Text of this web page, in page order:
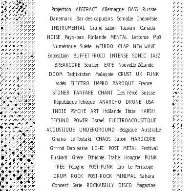
Projection ABSTRACT Allemagne BASS
Russie
Danemark
Bar des capucins Somalie Indonésie
INSTRUMENTAL
Grand salon Taiwan
Canada
NOISE
Pays-bas Finlande MENTAL Lettonie
Mp3
Numérique
Suède WEIRDO CLAP
NEW WAVE
Exposition
BUFFET FROID INTENSE SONIC
JAZZ
BREAKCORE
Soutien EXPE
Nouvelle-Zélande
DOOM
Tadjikistan Malaysie CRUST UK
FUNK
Vidéo
ELECTRO IMPRO BAROQUE
France
STONER
FANFARE CHANT Îles Féroé
Suisse
République Tchèque
ANARCHO DRONE
USA
INDIE
PSYCHE ART Hollande Ibiza
HARSH
TECHNO
POWER Israel
ELECTROACOUSTIQUE
ACOUSTIQUE
UNDERGROUND Belgique Australie
Ghana
Le Tostaki CHAOS Japon
HARDCORE
Grrrnd Zero Vaise
LO-FI POST METAL
Festival
Euskadi
Grèce Ethiopie Italie Hongrie
PUNK
FREE
Pologne POST-PUNK lab
Le Periscope
DRUM
ROCK POST-ROCK MINIMAL Sahara
Concert Série ROCKABILLY DISCO
Magazine